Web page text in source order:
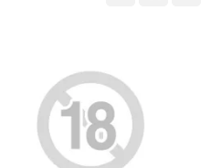
伊沢玲(45)
ﾒﾃﾞｨｱｻﾌﾟﾗｲ(45)
清華大學出版社(183)
中國農業大學出版社(181)